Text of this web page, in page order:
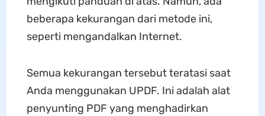
beberapa kekurangan dari metode ini,
seperti mengandalkan Internet.
Semua kekurangan tersebut teratasi saat
Anda menggunakan UPDF. Ini adalah alat
penyunting PDF yang menghadirkan